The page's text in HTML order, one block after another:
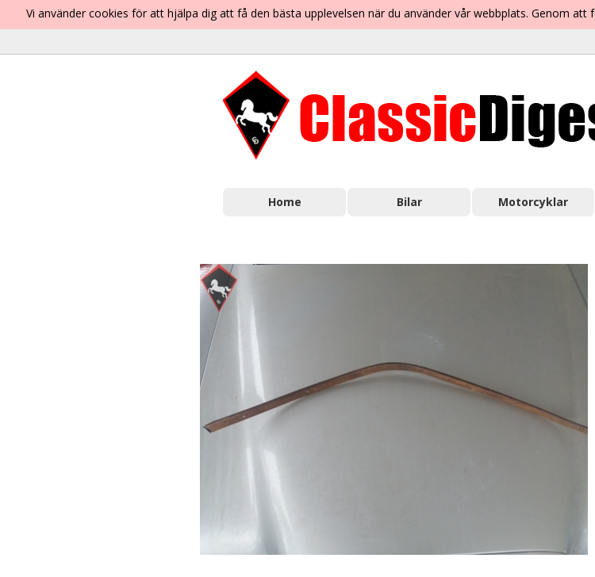
Vi använder cookies för att hjälpa dig att få den bästa upplevelsen när du använder vår webbplats. Genom
Home Bilar Motorcyklar